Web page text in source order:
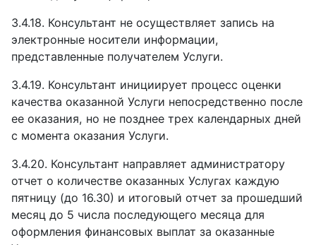
3.4.18. Консультант не осуществляет запись на
электронные носители информации,
представленные получателем Услуги.
3.4.19. Консультант инициирует процесс оценки
качества оказанной Услуги непосредственно после
ее оказания, но не позднее трех календарных дней
с момента оказания Услуги.
3.4.20. Консультант направляет администратору
отчет о количестве оказанных Услугах каждую
пятницу (до 16.30) и итоговый отчет за прошедший
месяц до 5 числа последующего месяца для
оформления финансовых выплат за оказанные